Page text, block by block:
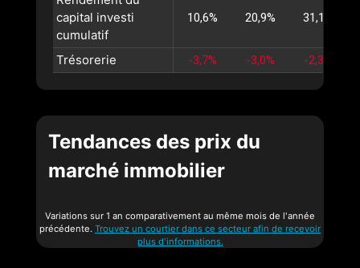
capital investi
cumulatif
10,6% 20,9% 31,1%
Trésorerie -3,7% -3,0% -2,3%
Tendances des prix du
marché immobilier
Variations sur 1 an comparativement au même mois de l'année
précédente. Trouvez un courtier dans ce secteur afin de recevoir
plus d'informations.